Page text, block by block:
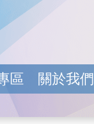
區 關於我們